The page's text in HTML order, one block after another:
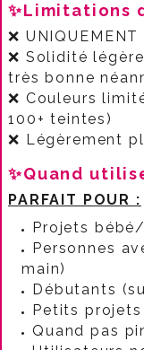
✨Limitations
❌
❌ Solidité
très bonne
❌ Couleurs
100+ teintes)
❌ Légèrement
✨Quand
PARFAIT POUR :
Projets
Personnes
main)
Débutants
Petits projets
Quand pas